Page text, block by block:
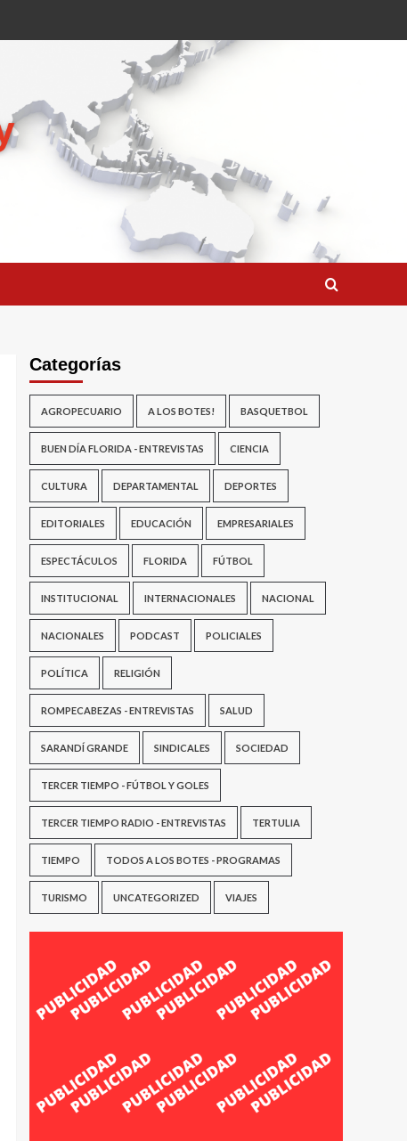
Categorías
AGROPECUARIO A LOS BOTES! BASQUETBOL
BUEN DÍA FLORIDA - ENTREVISTAS CIENCIA
CULTURA DEPARTAMENTAL DEPORTES
EDITORIALES EDUCACIÓN EMPRESARIALES
ESPECTÁCULOS FLORIDA FÚTBOL
INSTITUCIONAL INTERNACIONALES NACIONAL
NACIONALES PODCAST POLICIALES
POLÍTICA RELIGIÓN
ROMPECABEZAS - ENTREVISTAS SALUD
SARANDÍ GRANDE SINDICALES SOCIEDAD
TERCER TIEMPO - FÚTBOL Y GOLES
TERCER TIEMPO RADIO - ENTREVISTAS TERTULIA
TIEMPO TODOS A LOS BOTES - PROGRAMAS
TURISMO UNCATEGORIZED VIAJES